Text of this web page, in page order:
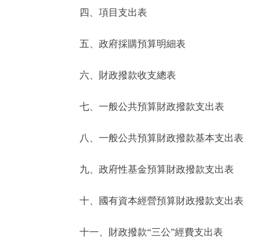
北京概況
綠色北京
ENGLISH
四、項目支出表
五、政府採購預算明細表
六、財政撥款收支總表
七、一般公共預算財政撥款支出表
八、一般公共預算財政撥款基本支出表
九、政府性基金預算財政撥款支出表
十、國有資本經營預算財政撥款支出表
十一、財政撥款“三公”經費支出表